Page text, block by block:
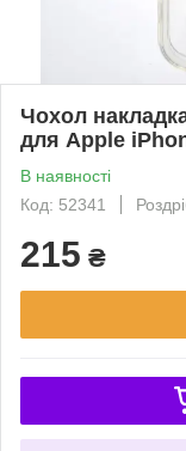
Чохол
для Apple
В наявності
Код: 52341
215 ₴